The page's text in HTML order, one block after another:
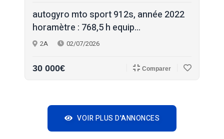
autogyro mto sport 912s, année 2022
horamètre : 768,5 h equip...
2A 02/07/2026
30 000€ Comparer
VOIR PLUS D'ANNONCES